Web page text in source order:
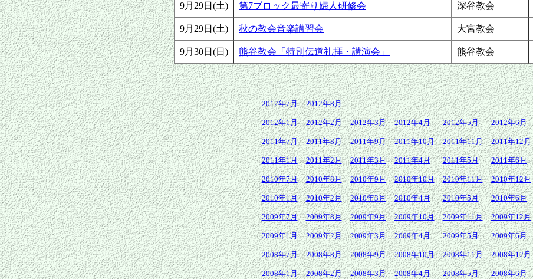
9月29日(土) 第7ブロック最寄り婦人研修会 深谷教会
9月29日(土) 秋の教会音楽講習会 大宮教会
9月30日(日) 熊谷教会「特別伝道礼拝・講演会」 熊谷教会
2012年7月 2012年8月
2012年1月 2012年2月 2012年3月 2012年4月 2012年5月 2012年6月
2011年7月 2011年8月 2011年9月 2011年10月 2011年11月 2011年12月
2011年1月 2011年2月 2011年3月 2011年4月 2011年5月 2011年6月
2010年7月 2010年8月 2010年9月 2010年10月 2010年11月 2010年12月
2010年1月 2010年2月 2010年3月 2010年4月 2010年5月 2010年6月
2009年7月 2009年8月 2009年9月 2009年10月 2009年11月 2009年12月
2009年1月 2009年2月 2009年3月 2009年4月 2009年5月 2009年6月
2008年7月 2008年8月 2008年9月 2008年10月 2008年11月 2008年12月
2008年1月 2008年2月 2008年3月 2008年4月 2008年5月 2008年6月